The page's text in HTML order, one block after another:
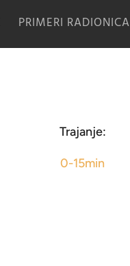
PRIMERI RADIONICA
Trajanje:
0-15min